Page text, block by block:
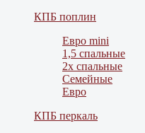
КПБ поплин
Евро mini
1,5 спальные
2х спальные
Семейные
Евро
КПБ перкаль